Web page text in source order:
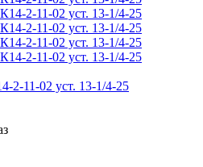
2-11-02 уст. 13-1/4-25